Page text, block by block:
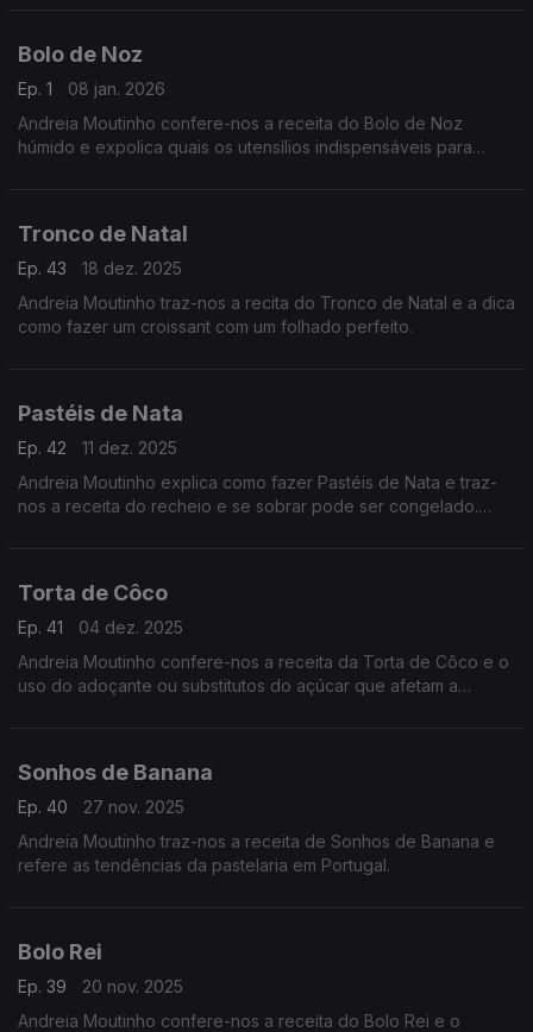
Bolo de Noz
Ep. 1
08 jan. 2026
Andreia Moutinho confere-nos a receita do Bolo de Noz
húmido e expolica quais os utensílios indispensáveis para
Tronco de Natal
Ep. 43
18 dez. 2025
Andreia Moutinho traz-nos a recita do Tronco de Natal e a dica
como fazer um croissant com um folhado perfeito.
Pastéis de Nata
Ep. 42
11 dez. 2025
Andreia Moutinho explica como fazer Pastéis de Nata e traz-
nos a receita do recheio e se sobrar pode ser congelado.
Torta de Côco
Ep. 41
04 dez. 2025
Andreia Moutinho confere-nos a receita da Torta de Côco e o
uso do adoçante ou substitutos do açúcar que afetam a
Sonhos de Banana
Ep. 40
27 nov. 2025
Andreia Moutinho traz-nos a receita de Sonhos de Banana e
refere as tendências da pastelaria em Portugal.
Bolo Rei
Ep. 39
20 nov. 2025
Andreia Moutinho confere-nos a receita do Bolo Rei e o